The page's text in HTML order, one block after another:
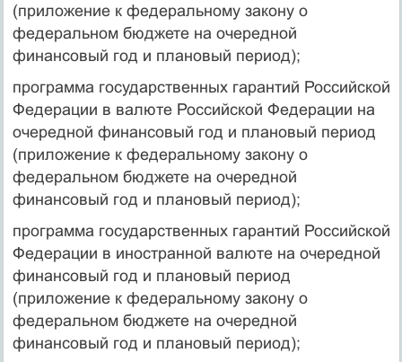
(приложение к федеральному закону о
федеральном бюджете на очередной
финансовый год и плановый период);
программа государственных гарантий Российской
Федерации в валюте Российской Федерации на
очередной финансовый год и плановый период
(приложение к федеральному закону о
федеральном бюджете на очередной
финансовый год и плановый период);
программа государственных гарантий Российской
Федерации в иностранной валюте на очередной
финансовый год и плановый период
(приложение к федеральному закону о
федеральном бюджете на очередной
финансовый год и плановый период);